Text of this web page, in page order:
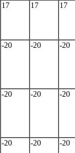
17 17 17
-20 -20 -20
-20 -20 -20
-20 -20 -20